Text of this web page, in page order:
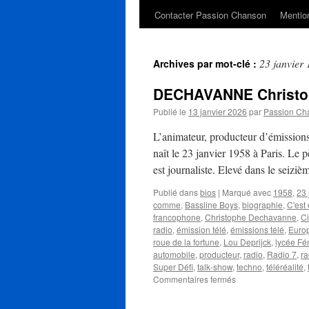
Contacter Passion Chanson
Archives par mot-clé : 23 janvier
DECHAVANNE
Publié le 13 janvier 2026 par Passion
L’animateur, producteur
naît le 23 janvier 1958 à Paris. Le
est journaliste. Elevé dans le
Publié dansbios | Marqué avec 1958, 23
comme, Bassline Boys, biographie, C'est
francophone, Christophe Dechavanne,
radio, émission télé, émissions télé,
roue de la fortune, Lou Deprijck, lycée
automobile, producteur, radio, Radio 7,
Super Défi, talk-show, techno, téléréalité,
Commentaires ferméssur